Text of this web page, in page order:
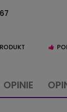
OPINIE